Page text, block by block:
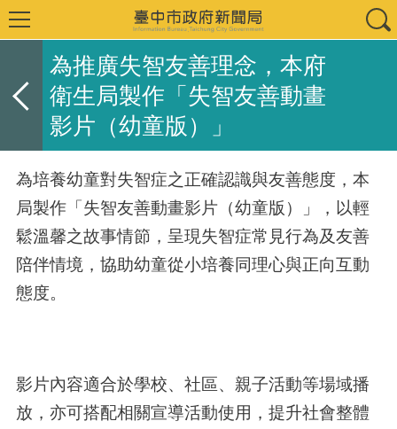
為推廣失智友善理念，本府
衛生局製作「失智友善動畫
影片（幼童版）」
為培養幼童對失智症之正確認識與友善態度，本
局製作「失智友善動畫影片（幼童版）」，以輕
鬆溫馨之故事情節，呈現失智症常見行為及友善
陪伴情境，協助幼童從小培養同理心與正向互動
態度。
影片內容適合於學校、社區、親子活動等場域播
放，亦可搭配相關宣導活動使用，提升社會整體